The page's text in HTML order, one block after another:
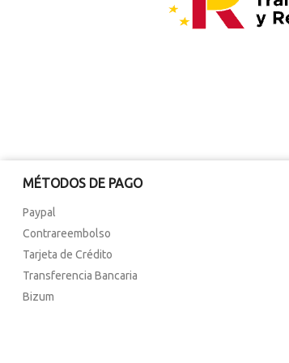
MÉTODOS DE PAGO
Paypal
Contrareembolso
Tarjeta de Crédito
Transferencia Bancaria
Bizum